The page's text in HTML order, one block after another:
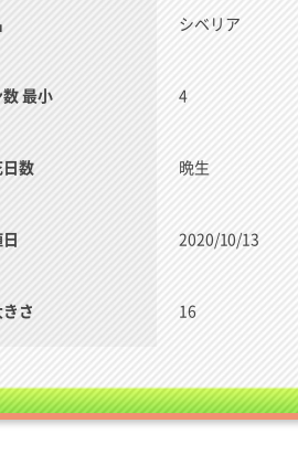
シベリア
数 最小 4
数 晩生
2020/10/13
さ 16